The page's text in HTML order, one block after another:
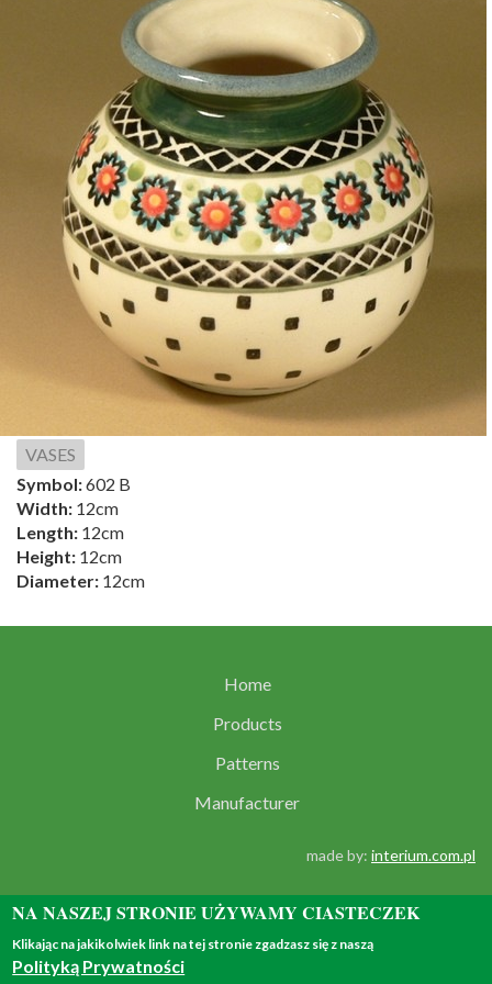
VASES
Symbol:602 B
Width: 12cm
Length: 12cm
Height: 12cm
Diameter: 12cm
Home
Products
Patterns
Manufacturer
made by: interium.com.pl
NA NASZEJ STRONIE UŻYWAMY CIASTECZEK
Klikając na jakikolwiek link na tej stronie zgadzasz się z naszą
Polityką Prywatności